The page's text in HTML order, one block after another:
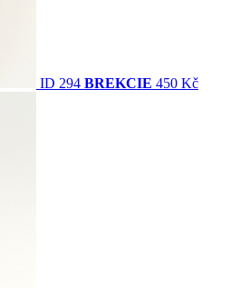
ID 294 BREKCIE 450 Kč